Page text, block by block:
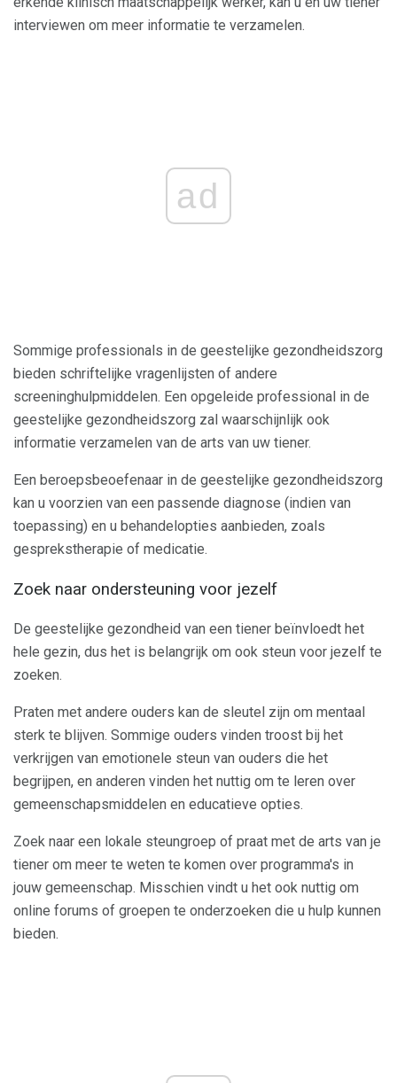
interviewen om meer informatie te verzamelen.
ad
Sommige professionals in de geestelijke gezondheidszorg
bieden schriftelijke vragenlijsten of andere
screeninghulpmiddelen. Een opgeleide professional in de
geestelijke gezondheidszorg zal waarschijnlijk ook
informatie verzamelen van de arts van uw tiener.
Een beroepsbeoefenaar in de geestelijke gezondheidszorg
kan u voorzien van een passende diagnose (indien van
toepassing) en u behandelopties aanbieden, zoals
gesprekstherapie of medicatie.
Zoek naar ondersteuning voor jezelf
De geestelijke gezondheid van een tiener beïnvloedt het
hele gezin, dus het is belangrijk om ook steun voor jezelf te
zoeken.
Praten met andere ouders kan de sleutel zijn om mentaal
sterk te blijven. Sommige ouders vinden troost bij het
verkrijgen van emotionele steun van ouders die het
begrijpen, en anderen vinden het nuttig om te leren over
gemeenschapsmiddelen en educatieve opties.
Zoek naar een lokale steungroep of praat met de arts van je
tiener om meer te weten te komen over programma's in
jouw gemeenschap. Misschien vindt u het ook nuttig om
online forums of groepen te onderzoeken die u hulp kunnen
bieden.